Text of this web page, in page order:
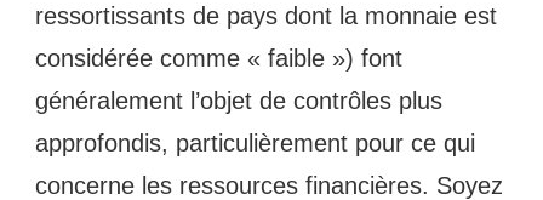
ressortissants de pays dont la monnaie est
considérée comme « faible ») font
généralement l’objet de contrôles plus
approfondis, particulièrement pour ce qui
concerne les ressources financières. Soyez